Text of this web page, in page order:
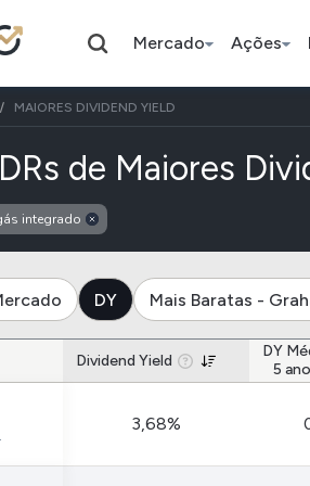
Mercado Ações
Ação
Petrobras
Ação
Bradesco
ETFs
MAIORES DIVIDEND YIELD
de Maiores
integrado
DY Mais Baratas -
Dividend Yield
DY
5
3,68%